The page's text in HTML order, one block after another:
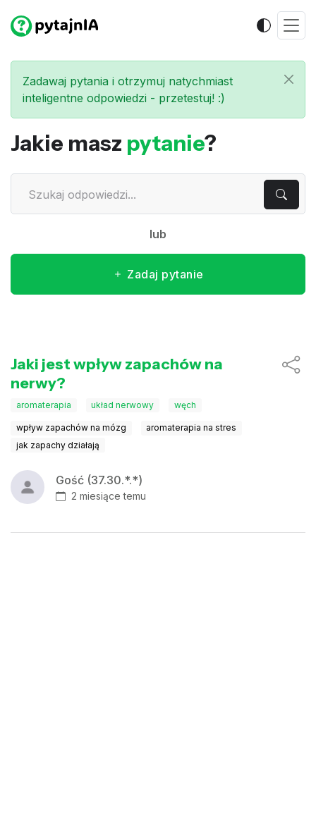
Zadawaj pytania i otrzymuj natychmiast
inteligentne odpowiedzi - przetestuj! :)
Jakie masz pytanie?
lub
Zadaj pytanie
Jaki jest wpływ zapachów na
nerwy?
aromaterapia układ nerwowy węch
wpływ zapachów na mózg
aromaterapia na stres
jak zapachy działają
Gość (37.30.*.*)
2 miesiące temu